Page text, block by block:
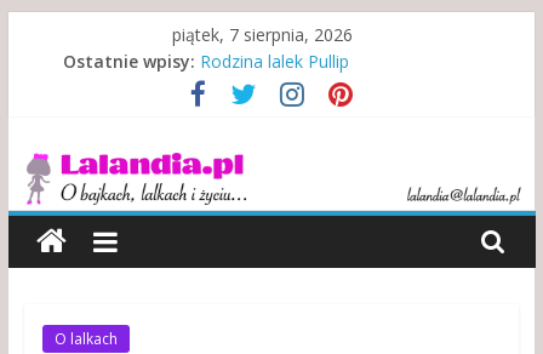
piątek, 7 sierpnia, 2026
Ostatnie wpisy: Kewpie – symbol walki i zwycięstwa
Rodzina lalek Pullip
Rodzina w niewoli alkoholu
Indonezyjski teatr lalek
Lalandia
O
bajkach,
lalkach
życiu…
O lalkach